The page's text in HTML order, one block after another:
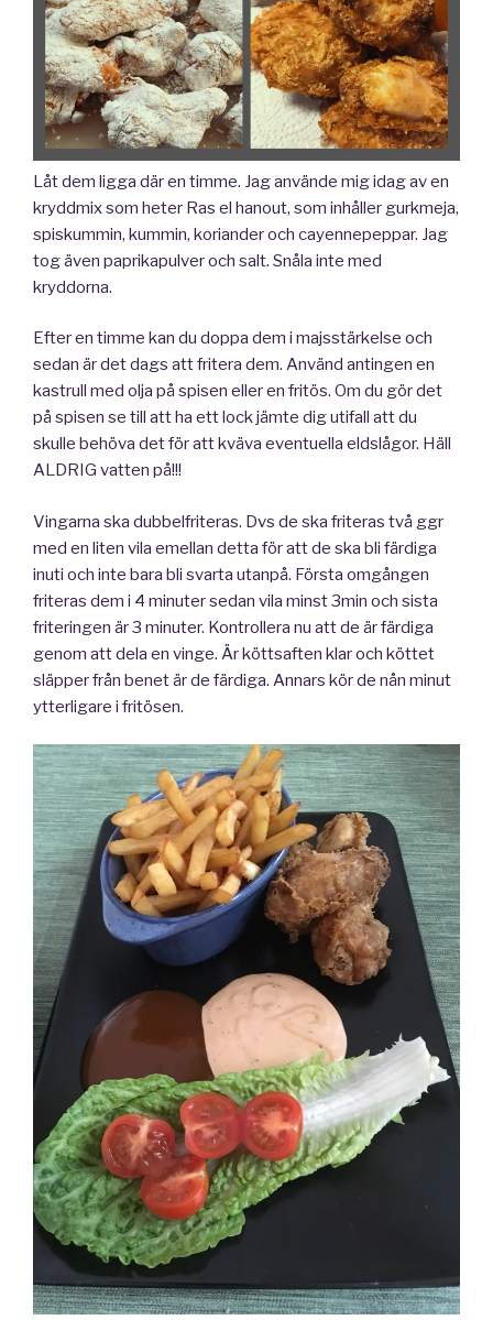
Låt dem ligga där en timme. Jag använde mig idag av en
kryddmix som heter Ras el hanout, som inhåller gurkmeja,
spiskummin, kummin, koriander och cayennepeppar. Jag
tog även paprikapulver och salt. Snåla inte med
kryddorna.
Efter en timme kan du doppa dem i majsstärkelse och
sedan är det dags att fritera dem. Använd antingen en
kastrull med olja på spisen eller en fritös. Om du gör det
på spisen se till att ha ett lock jämte dig utifall att du
skulle behöva det för att kväva eventuella eldslågor. Häll
ALDRIG vatten på!!!
Vingarna ska dubbelfriteras. Dvs de ska friteras två ggr
med en liten vila emellan detta för att de ska bli färdiga
inuti och inte bara bli svarta utanpå. Första omgången
friteras dem i 4 minuter sedan vila minst 3min och sista
friteringen är 3 minuter. Kontrollera nu att de är färdiga
genom att dela en vinge. Är köttsaften klar och köttet
släpper från benet är de färdiga. Annars kör de nån minut
ytterligare i fritösen.